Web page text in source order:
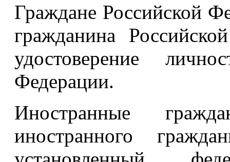
Граждане Российской
гражданина
удостоверение
Федерации.
Иностранные
иностранного